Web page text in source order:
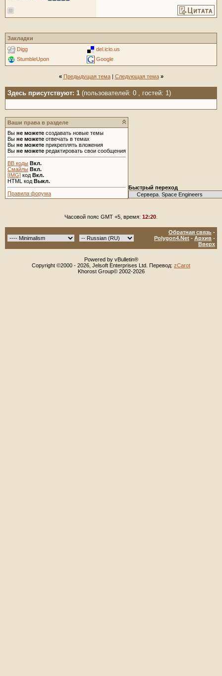
Закладки
Digg
del.icio.us
StumbleUpon
Google
« Предыдущая тема| Следующая тема »
Здесь присутствуют: 1 (пользователей: 0 , гостей: 1)
Ваши права в разделе
Вы не можете создавать новые темы
Вы не можете отвечать в темах
Вы не можете прикреплять вложения
Вы не можете редактировать свои сообщения
BB коды Вкл.
Смайлы Вкл.
[IMG] код Вкл.
HTML код Выкл.
Правила форума
Быстрый переход
Часовой пояс GMT +5, время: 12:20
Обратная связь -
Polygon4.Net - Архив -
Вверх
Powered by vBulletin®
Copyright ©2000 - 2026, Jelsoft Enterprises Ltd. Перевод: zCarot
Khorost Group© 2002-2026